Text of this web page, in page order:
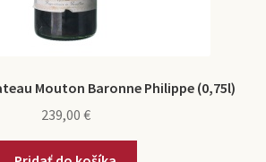
Mouton Baronne Philippe (0,75l)
239,00 €